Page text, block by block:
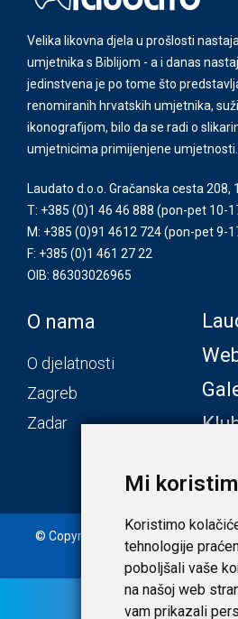
Mi
Koristimo
tehnologije
poboljšali vaše
na našoj web
vam prikazali
Velika likovna djela u prošlosti
umjetnika s Biblijom - a i danas
jedinstvena je po tome što
renomiranih hrvatskih umjetnika,
ikonografijom, bilo da se radi o
umjetnicima primijenjene umjetnosti.
Laudato d.o.o. Gračanska cesta 208,
T: +385 (0)1 46 46 888 (pon-pet 10-
M: +385 (0)91 4612 724(pon-pet 9-
F: +385 (0)1 461 27 22
OIB: 86303026965
O nama
O djelatnosti
Zagreb
Zadar
© Copyright 2020. Laudato d.o.o. |
7,53450 HRK | Uvjeti i